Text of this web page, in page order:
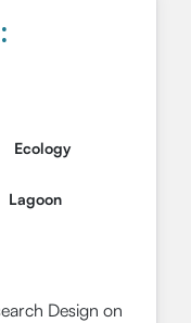
Ecology
Lagoon
Design on